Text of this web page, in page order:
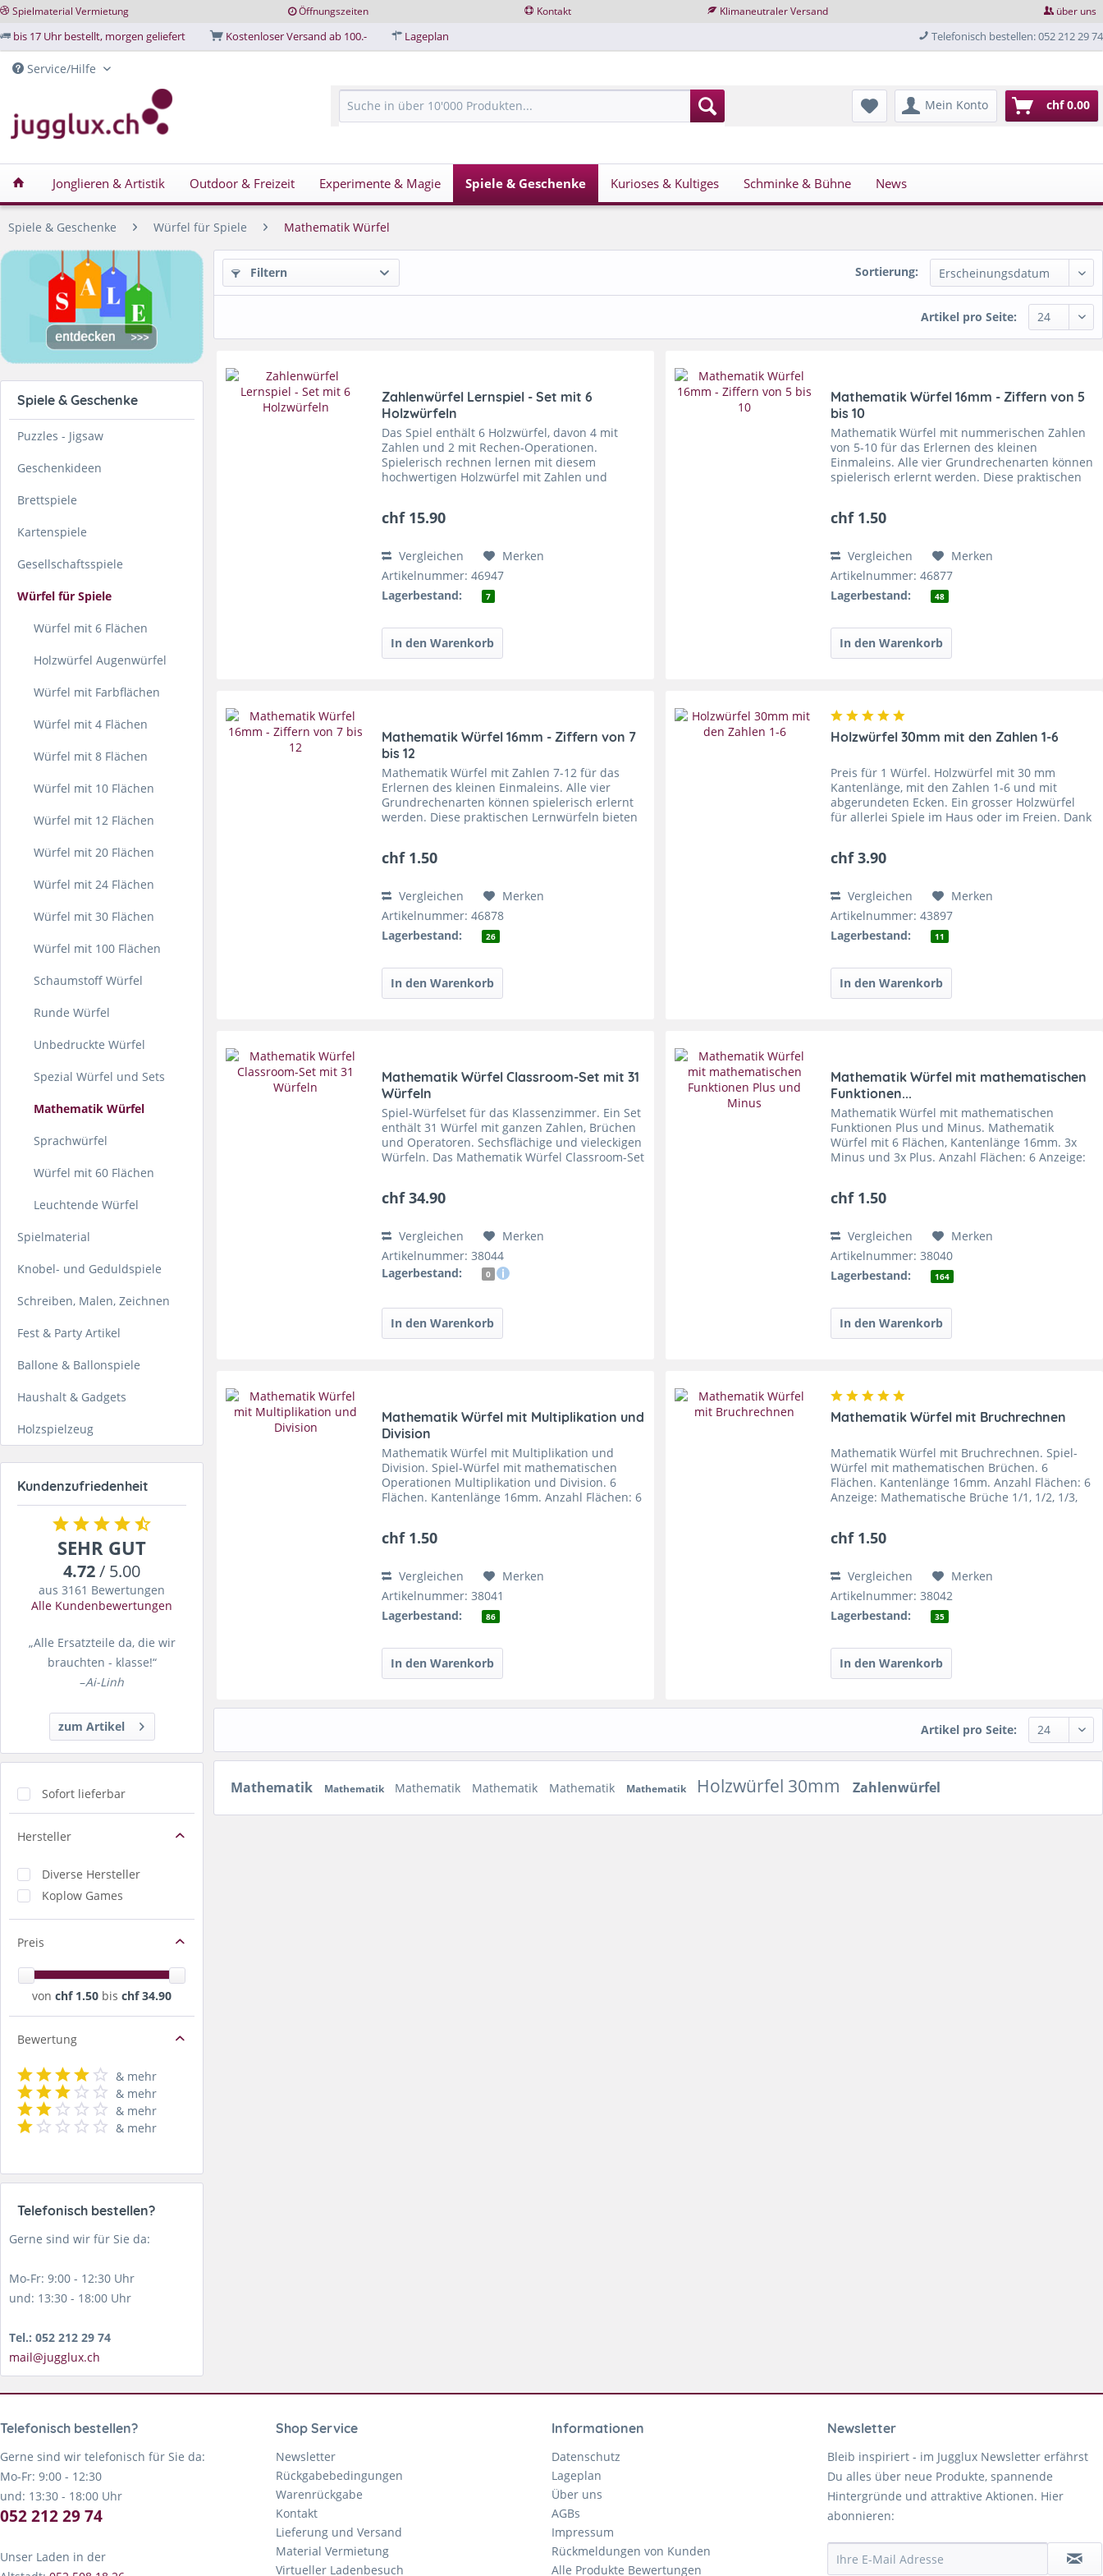
Spielmaterial Vermietung Öffnungszeiten Kontakt Klimaneutraler Versand über uns
bis 17 Uhr bestellt, morgen geliefert Kostenloser Versand ab 100.- Lageplan Telefonisch bestellen: 052 212 29 74
Service/Hilfe
Mein Konto chf 0.00
Jonglieren & Artistik Outdoor & Freizeit Experimente & Magie Spiele & Geschenke Kurioses & Kultiges Schminke & Bühne News
Spiele & Geschenke Würfel für Spiele Mathematik Würfel
Spiele & Geschenke
Puzzles - Jigsaw
Geschenkideen
Brettspiele
Kartenspiele
Gesellschaftsspiele
Würfel für Spiele
Würfel mit 6 Flächen
Holzwürfel Augenwürfel
Würfel mit Farbflächen
Würfel mit 4 Flächen
Würfel mit 8 Flächen
Würfel mit 10 Flächen
Würfel mit 12 Flächen
Würfel mit 20 Flächen
Würfel mit 24 Flächen
Würfel mit 30 Flächen
Würfel mit 100 Flächen
Schaumstoff Würfel
Runde Würfel
Unbedruckte Würfel
Spezial Würfel und Sets
Mathematik Würfel
Sprachwürfel
Würfel mit 60 Flächen
Leuchtende Würfel
Spielmaterial
Knobel- und Geduldspiele
Schreiben, Malen, Zeichnen
Fest & Party Artikel
Ballone & Ballonspiele
Haushalt & Gadgets
Holzspielzeug
Kundenzufriedenheit
SEHR GUT
4.72/ 5.00
aus 3161 Bewertungen
Alle Kundenbewertungen
„Alle Ersatzteile da, die wir
brauchten - klasse!“
–Ai-Linh
zum Artikel
Sofort lieferbar
Hersteller
Diverse Hersteller
Koplow Games
Preis
von chf 1.50 bis chf 34.90
Bewertung
& mehr
& mehr
& mehr
& mehr
Telefonisch bestellen?
Gerne sind wir für Sie da:
Mo-Fr: 9:00 - 12:30 Uhr
und: 13:30 - 18:00 Uhr
Tel.: 052 212 29 74
mail@jugglux.ch
Filtern Sortierung:
Artikel pro Seite:
Zahlenwürfel Lernspiel - Set mit 6
Holzwürfeln
Das Spiel enthält 6 Holzwürfel, davon 4 mit
Zahlen und 2 mit Rechen-Operationen.
Spielerisch rechnen lernen mit diesem
hochwertigen Holzwürfel mit Zahlen und
chf 15.90
Vergleichen
Merken
Artikelnummer: 46947
Lagerbestand:
7
Mathematik Würfel 16mm - Ziffern von 5
bis 10
Mathematik Würfel mit nummerischen Zahlen
von 5-10 für das Erlernen des kleinen
Einmaleins. Alle vier Grundrechenarten können
spielerisch erlernt werden. Diese praktischen
chf 1.50
Vergleichen
Merken
Artikelnummer: 46877
Lagerbestand:
48
Mathematik Würfel 16mm - Ziffern von 7
bis 12
Mathematik Würfel mit Zahlen 7-12 für das
Erlernen des kleinen Einmaleins. Alle vier
Grundrechenarten können spielerisch erlernt
werden. Diese praktischen Lernwürfeln bieten
chf 1.50
Vergleichen
Merken
Artikelnummer: 46878
Lagerbestand:
26
Holzwürfel 30mm mit den Zahlen 1-6
Preis für 1 Würfel. Holzwürfel mit 30 mm
Kantenlänge, mit den Zahlen 1-6 und mit
abgerundeten Ecken. Ein grosser Holzwürfel
für allerlei Spiele im Haus oder im Freien. Dank
chf 3.90
Vergleichen
Merken
Artikelnummer: 43897
Lagerbestand:
11
Mathematik Würfel Classroom-Set mit 31
Würfeln
Spiel-Würfelset für das Klassenzimmer. Ein Set
enthält 31 Würfel mit ganzen Zahlen, Brüchen
und Operatoren. Sechsflächige und vieleckigen
Würfeln. Das Mathematik Würfel Classroom-Set
chf 34.90
Vergleichen
Merken
Artikelnummer: 38044
Lagerbestand:
0
Mathematik Würfel mit mathematischen
Funktionen...
Mathematik Würfel mit mathematischen
Funktionen Plus und Minus. Mathematik
Würfel mit 6 Flächen, Kantenlänge 16mm. 3x
Minus und 3x Plus. Anzahl Flächen: 6 Anzeige:
chf 1.50
Vergleichen
Merken
Artikelnummer: 38040
Lagerbestand:
164
Mathematik Würfel mit Multiplikation und
Division
Mathematik Würfel mit Multiplikation und
Division. Spiel-Würfel mit mathematischen
Operationen Multiplikation und Division. 6
Flächen. Kantenlänge 16mm. Anzahl Flächen: 6
chf 1.50
Vergleichen
Merken
Artikelnummer: 38041
Lagerbestand:
86
Mathematik Würfel mit Bruchrechnen
Mathematik Würfel mit Bruchrechnen. Spiel-
Würfel mit mathematischen Brüchen. 6
Flächen. Kantenlänge 16mm. Anzahl Flächen: 6
Anzeige: Mathematische Brüche 1/1, 1/2, 1/3,
chf 1.50
Vergleichen
Merken
Artikelnummer: 38042
Lagerbestand:
35
Artikel pro Seite:
Mathematik Mathematik Mathematik Mathematik Mathematik Mathematik Holzwürfel 30mm Zahlenwürfel
Telefonisch bestellen?
Gerne sind wir telefonisch für Sie da:
Mo-Fr: 9:00 - 12:30
und: 13:30 - 18:00 Uhr
052 212 29 74
Unser Laden in der
Shop Service
Newsletter
Rückgabebedingungen
Warenrückgabe
Kontakt
Lieferung und Versand
Material Vermietung
Virtueller Ladenbesuch
Informationen
Datenschutz
Lageplan
Über uns
AGBs
Impressum
Rückmeldungen von Kunden
Alle Produkte Bewertungen
Newsletter
Bleib inspiriert - im Jugglux Newsletter erfährst
Du alles über neue Produkte, spannende
Hintergründe und attraktive Aktionen. Hier
abonnieren: